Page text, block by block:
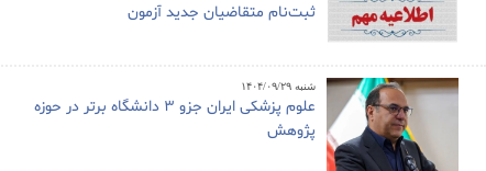
ثبت‌نام متقاضیان جدید آزمون
شنبه ۱۴۰۴/۰۹/۲۹
علوم پزشکی ایران جزو ۳ دانشگاه برتر در حوزه
پژوهش